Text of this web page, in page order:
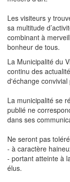
Les visiteurs y
sa multitude
combinant à
bonheur de tous.
La Municipalité du
continu des
d'échange
La municipalité se
publié ne
dans ses
Ne seront pas
- à caractère
- portant atteinte à
élus.